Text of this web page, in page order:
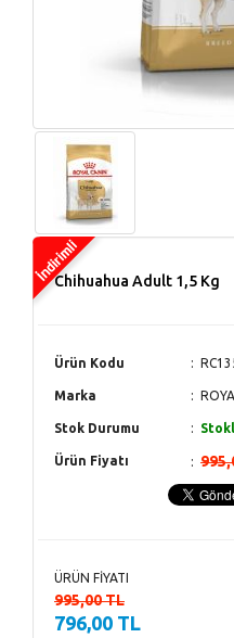
Chihuahua Adult 1,5 Kg
Ürün Kodu
Marka
Stok Durumu
Ürün Fiyatı
ÜRÜN FİYATI
995,00 TL
796,00 TL